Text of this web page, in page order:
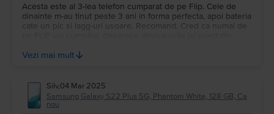
Acesta este al 3-lea telefon cumparat de pe Flip. Cele de
dinainte m-au tinut peste 3 ani in forma perfecta, apoi bateria
cate un pic si lagg-uri usoare. Recomand. Cred ca numai de
satisfaca mofturile: poze, jocuri, etc
Vezi mai mult
Silv,04 Mar 2025
Samsung Galaxy S22 Plus 5G, Phantom White, 128 GB, Ca
nou